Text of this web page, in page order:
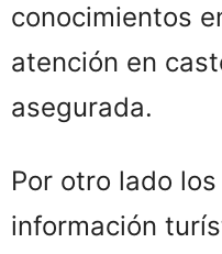
conocimientos
atención en
asegurada.
Por otro lado
información